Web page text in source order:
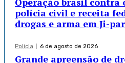
polícia civil e receita
drogas e arma em Ji-
Policia 6 de agosto de 2026
Grande apreensão de